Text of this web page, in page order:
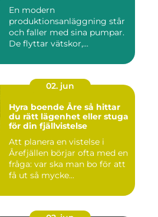
En modern
produktionsanläggning står
och faller med sina pumpar.
De flyttar vätskor,...
02. jun
Hyra boende Åre så hittar
du rätt lägenhet eller stuga
för din fjällvistelse
Att planera en vistelse i
Årefjällen börjar ofta med en
fråga: var ska man bo för att
få ut så mycke...